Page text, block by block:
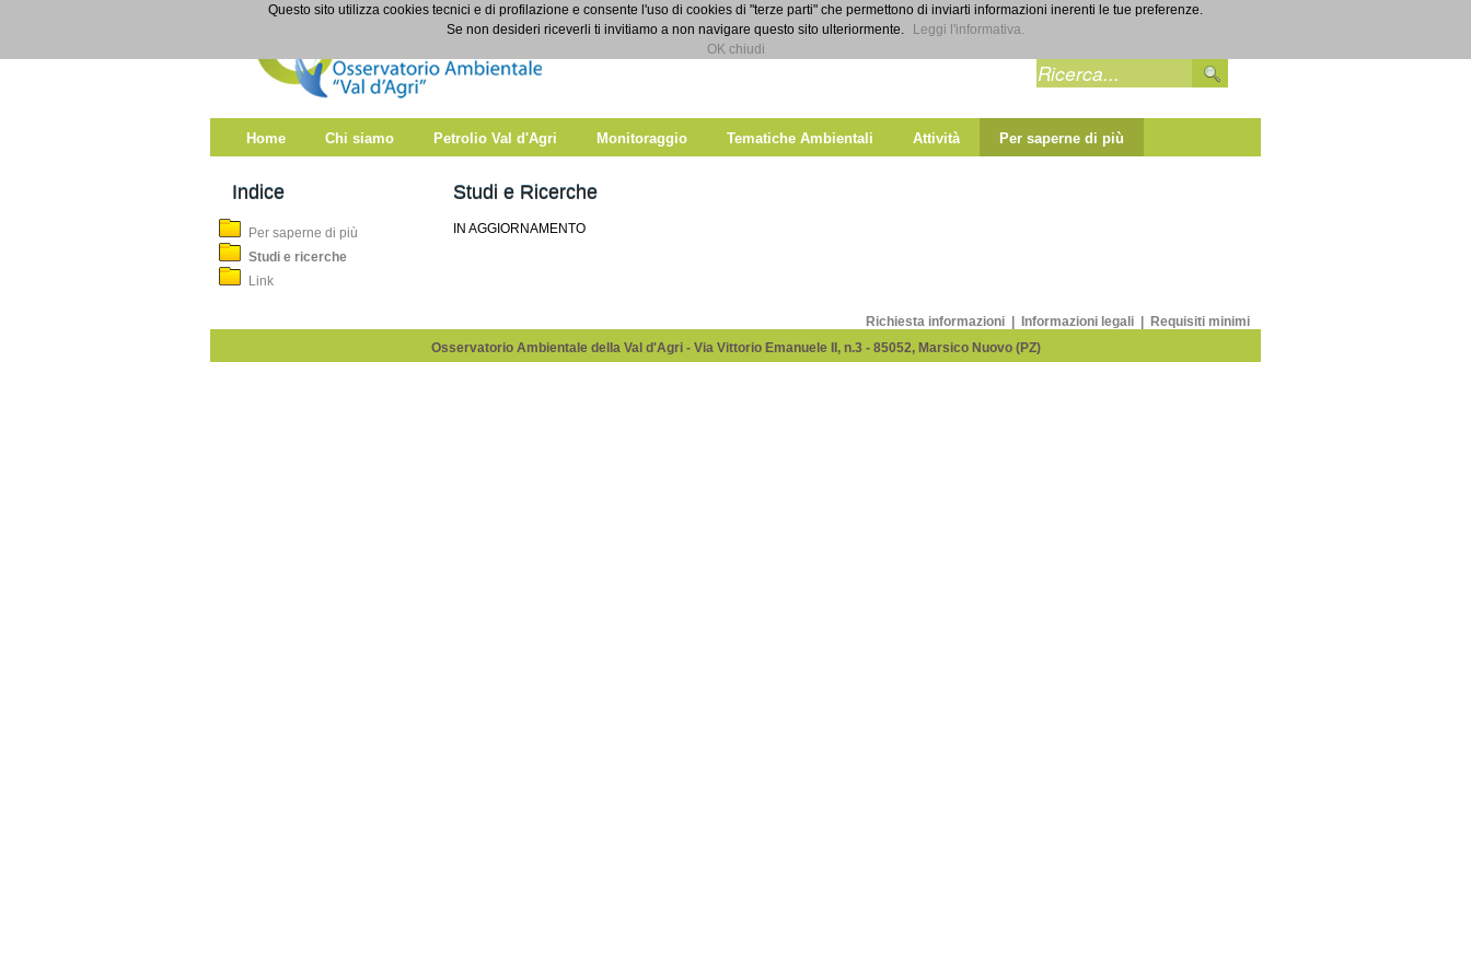
Studi e ricerche
Home Chi siamo Petrolio Val d'Agri Monitoraggio Tematiche Ambientali Attività Per saperne di più
Indice
Per saperne di più
Studi e ricerche
Link
Studi e Ricerche
IN AGGIORNAMENTO
Richiesta informazioni Informazioni legali
Requisiti minimi
Osservatorio Ambientale della Val d'Agri - Via Vittorio Emanuele II, n.3 - 85052, Marsico Nuovo (PZ)
Questo sito utilizza cookies tecnici e di profilazione e consente l'uso di cookies di "terze parti" che permettono di inviarti informazioni inerenti le tue preferenze.
Se non desideri riceverli ti invitiamo a non navigare questo sito ulteriormente.
Leggi l'informativa.
OK chiudi